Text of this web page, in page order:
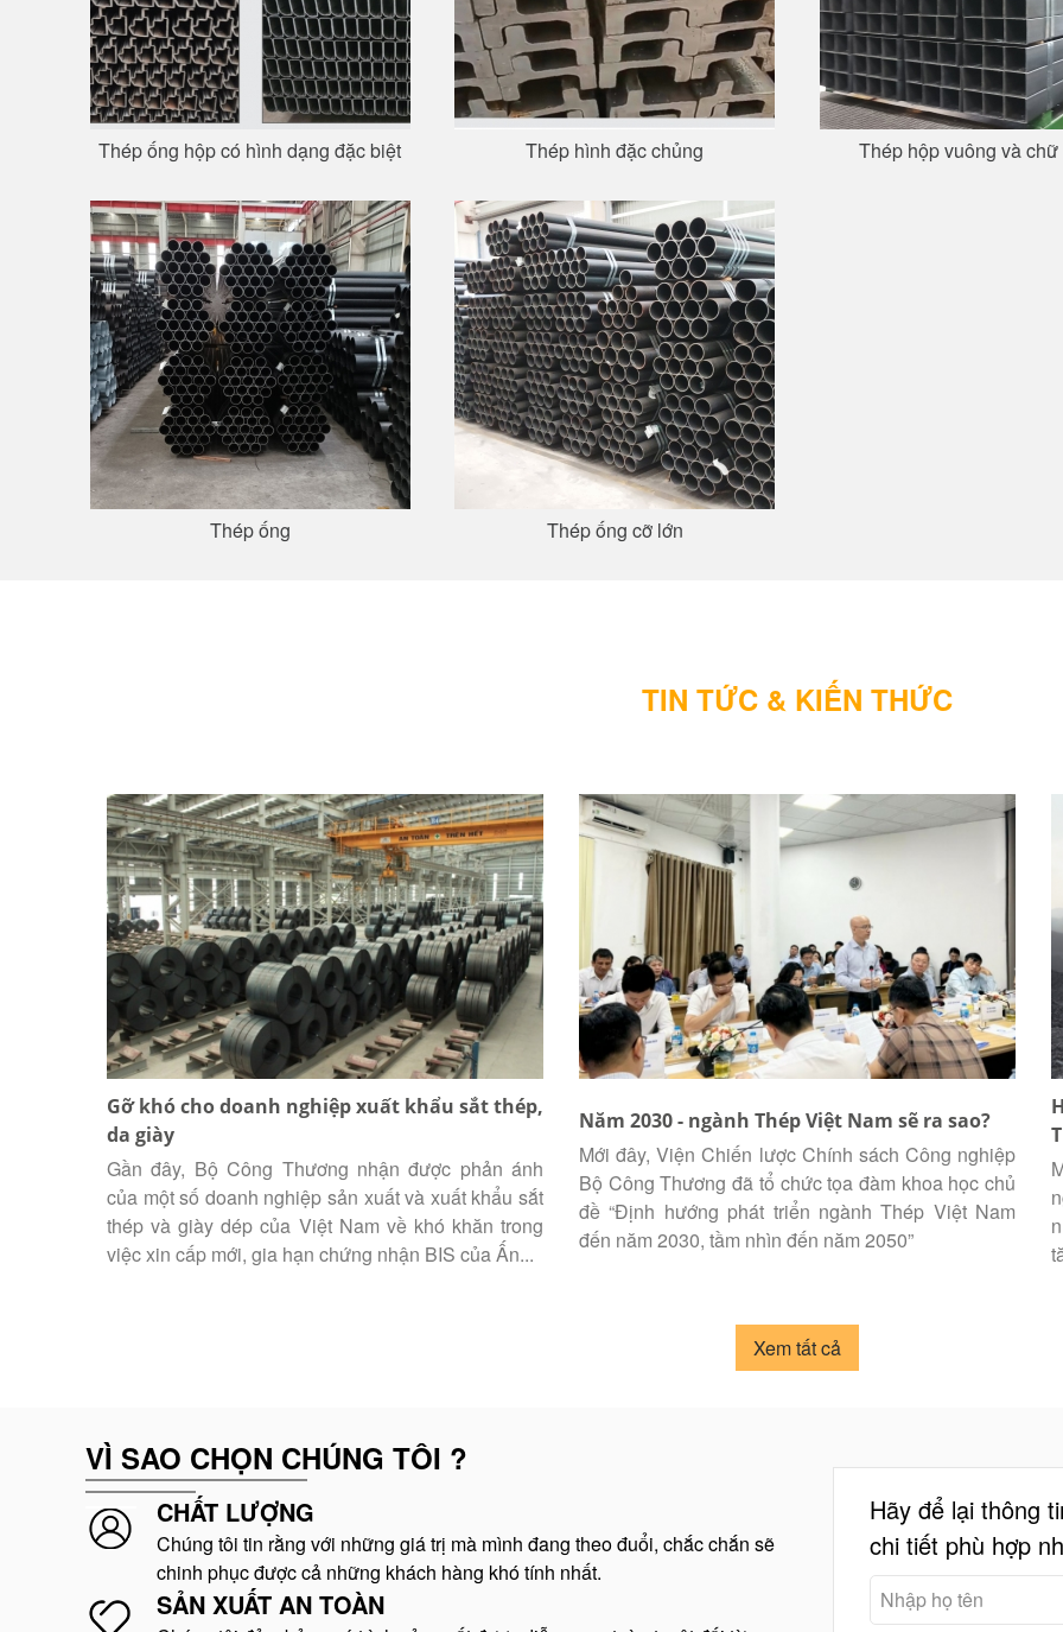
Thép ống hộp có hình dạng đặc biệt Thép hình đặc chủng Thép hộp vuông và
Thép ống Thép ống cỡ lớn
TIN TỨC & KIẾN THỨC
Gỡ khó cho doanh nghiệp xuất khẩu sắt thép,
da giày
Gần đây, Bộ Công Thương nhận được phản ánh
của một số doanh nghiệp sản xuất và xuất khẩu sắt
thép và giày dép của Việt Nam về khó khăn trong
việc xin cấp mới, gia hạn chứng nhận BIS của Ấn...
Năm 2030 - ngành Thép Việt Nam sẽ ra sao?
Mới đây, Viện Chiến lược Chính sách Công nghiệp
Bộ Công Thương đã tổ chức tọa đàm khoa học chủ
đề “Định hướng phát triển ngành Thép Việt Nam
đến năm 2030, tầm nhìn đến năm 2050”
Xem tất cả
VÌ SAO CHỌN CHÚNG TÔI ?
CHẤT LƯỢNG
Chúng tôi tin rằng với những giá trị mà mình đang theo đuổi, chắc chắn sẽ
chinh phục được cả những khách hàng khó tính nhất.
SẢN XUẤT AN TOÀN
Hãy để lại thông
chi tiết phù hợp